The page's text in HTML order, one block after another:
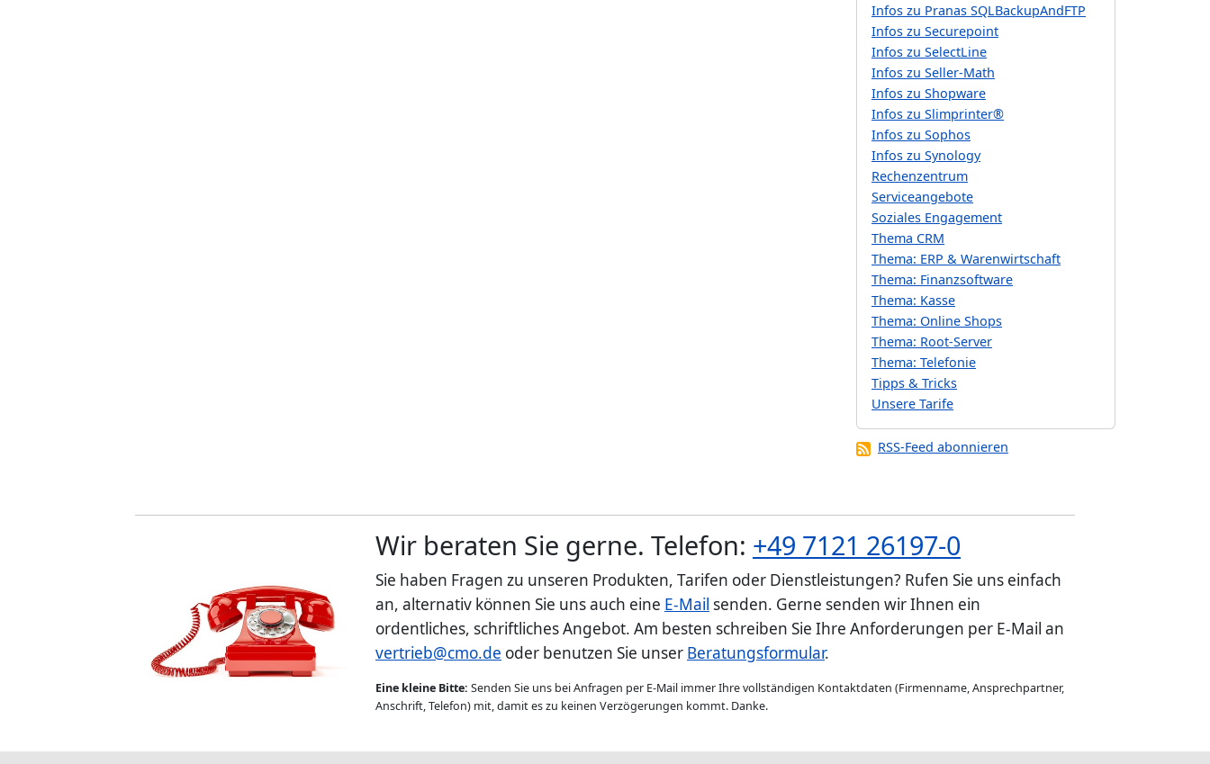
Infos zu Pranas SQLBackupAndFTP
Infos zu Securepoint
Infos zu SelectLine
Infos zu Seller-Math
Infos zu Shopware
Infos zu Slimprinter®
Infos zu Sophos
Infos zu Synology
Rechenzentrum
Serviceangebote
Soziales Engagement
Thema CRM
Thema: ERP & Warenwirtschaft
Thema: Finanzsoftware
Thema: Kasse
Thema: Online Shops
Thema: Root-Server
Thema: Telefonie
Tipps & Tricks
Unsere Tarife
RSS-Feed abonnieren
Wir beraten Sie gerne. Telefon: +49 7121 26197-0
Sie haben Fragen zu unseren Produkten, Tarifen oder Dienstleistungen? Rufen Sie uns einfach
an, alternativ können Sie uns auch eine E-Mail senden. Gerne senden wir Ihnen ein
ordentliches, schriftliches Angebot. Am besten schreiben Sie Ihre Anforderungen per E-Mail an
vertrieb@cmo.de oder benutzen Sie unser Beratungsformular.
Eine kleine Bitte: Senden Sie uns bei Anfragen per E-Mail immer Ihre vollständigen Kontaktdaten (Firmenname, Ansprechpartner,
Anschrift, Telefon) mit, damit es zu keinen Verzögerungen kommt. Danke.